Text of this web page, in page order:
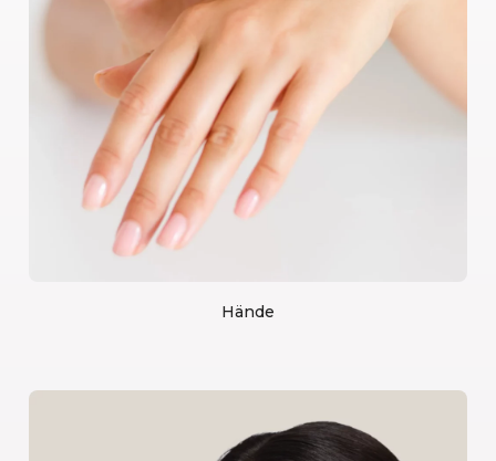
Hände